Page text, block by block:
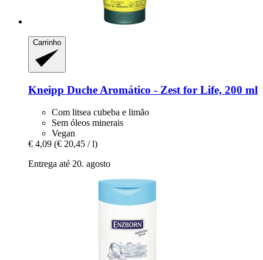
Carrinho
Kneipp Duche Aromático -​ Zest for Life, 200 ml
Com litsea cubeba e limão
Sem óleos minerais
Vegan
€ 4,09 (€ 20,45 / l)
Entrega até 20. agosto